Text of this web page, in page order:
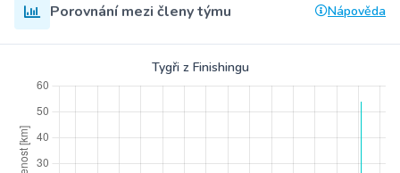
Porovnání mezi členy týmu Nápověda
Tygři z Finishingu